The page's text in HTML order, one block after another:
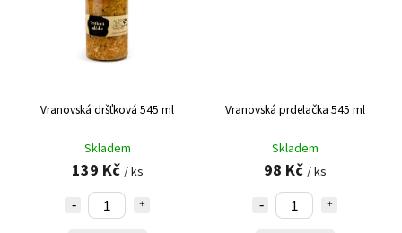
Vranovská dršťková 545 ml
Skladem
139 Kč / ks
Vranovská prdelačka 545 ml
Skladem
98 Kč / ks